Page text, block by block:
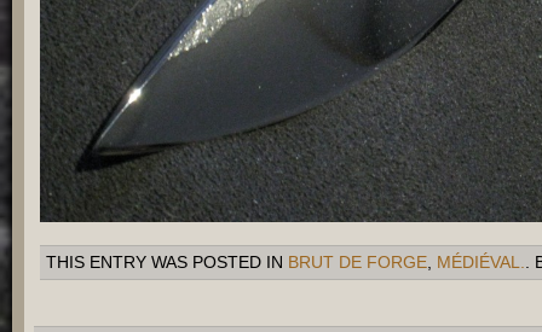
THIS ENTRY WAS POSTED IN BRUT DE FORGE MÉDIÉVAL. .